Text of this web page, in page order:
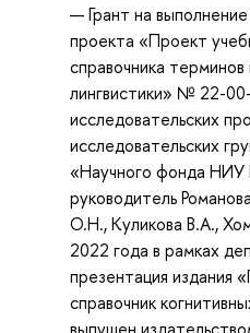
Грант на
проекта «Проект
справочника терминов
лингвистики» № 22-
исследовательских
исследовательских
«Научного фонда
руководитель
О.Н., Куликова В.А.,
2022 года в рамках
презентация издания
справочник
выпущен